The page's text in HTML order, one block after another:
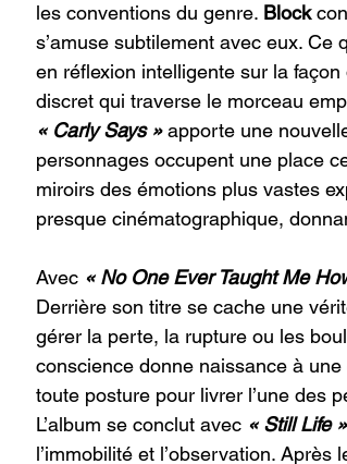
les conventions du genre. Block
s’amuse subtilement avec eux. Ce
en réflexion intelligente sur la
discret qui traverse le morceau
« Carly Says » apporte une
personnages occupent une place
miroirs des émotions plus vastes
presque cinématographique,
Avec « No One Ever Taught Me
Derrière son titre se cache une
gérer la perte, la rupture ou les
conscience donne naissance à
toute posture pour livrer l’une des
L’album se conclut avec « Still Life »
l’immobilité et l’observation.